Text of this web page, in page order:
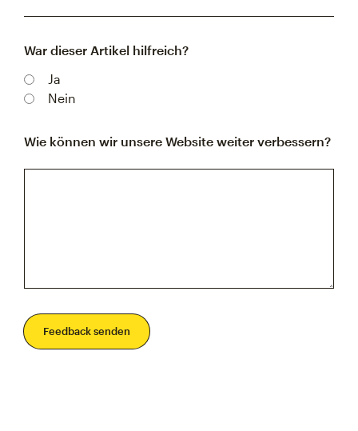
War dieser Artikel hilfreich?
Ja
Nein
Wie können wir unsere Website weiter verbessern?
Feedback senden